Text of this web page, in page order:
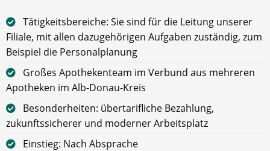
Tätigkeitsbereiche: Sie sind für die Leitung unserer
Filiale, mit allen dazugehörigen Aufgaben zuständig, zum
Beispiel die Personalplanung
Großes Apothekenteam im Verbund aus mehreren
Apotheken im Alb-Donau-Kreis
Besonderheiten: übertarifliche Bezahlung,
zukunftssicherer und moderner Arbeitsplatz
Einstieg: Nach Absprache